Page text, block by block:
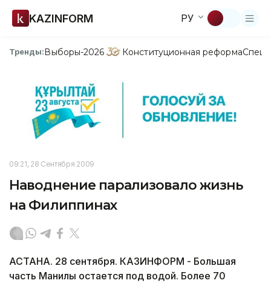
KAZINFORM РУ
Тренды:Выборы-2026 Конституционная реформа
09:21, 28 Сентября 2009
Наводнение парализовало жизнь
на Филиппинах
АСТАНА. 28 сентября. КАЗИНФОРМ - Большая
часть Манилы остается под водой. Более 70